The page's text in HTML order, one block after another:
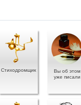
Стиходромщик
Вы об этом
уже писали